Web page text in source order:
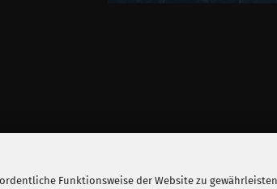
Funktionsweise der Website zu